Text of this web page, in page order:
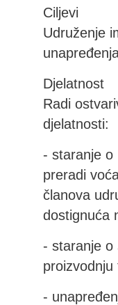
Ciljevi
Udruženje
Djelatnost
Radi
djelatnosti:
- staranje o
preradi
članova
dostignuća
- staranje o
-